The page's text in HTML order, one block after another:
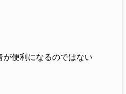
便利になるのではない